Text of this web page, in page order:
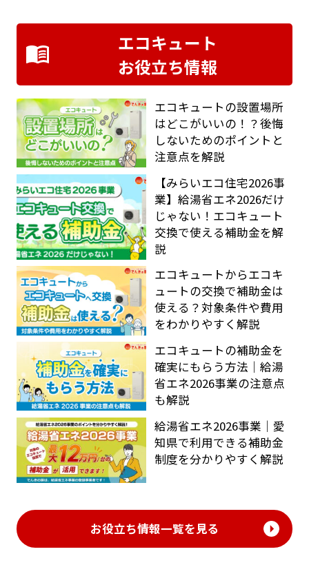
エコキュート
お役立ち情報
エコキュートの設置場所
はどこがいいの！？後悔
しないためのポイントと
注意点を解説
【みらいエコ住宅2026事
業】給湯省エネ2026だけ
じゃない！エコキュート
交換で使える補助金を解
説
エコキュートからエコキ
ュートの交換で補助金は
使える？対象条件や費用
をわかりやすく解説
エコキュートの補助金を
確実にもらう方法｜給湯
省エネ2026事業の注意点
も解説
給湯省エネ2026事業｜愛
知県で利用できる補助金
制度を分かりやすく解説
お役立ち情報一覧を見る